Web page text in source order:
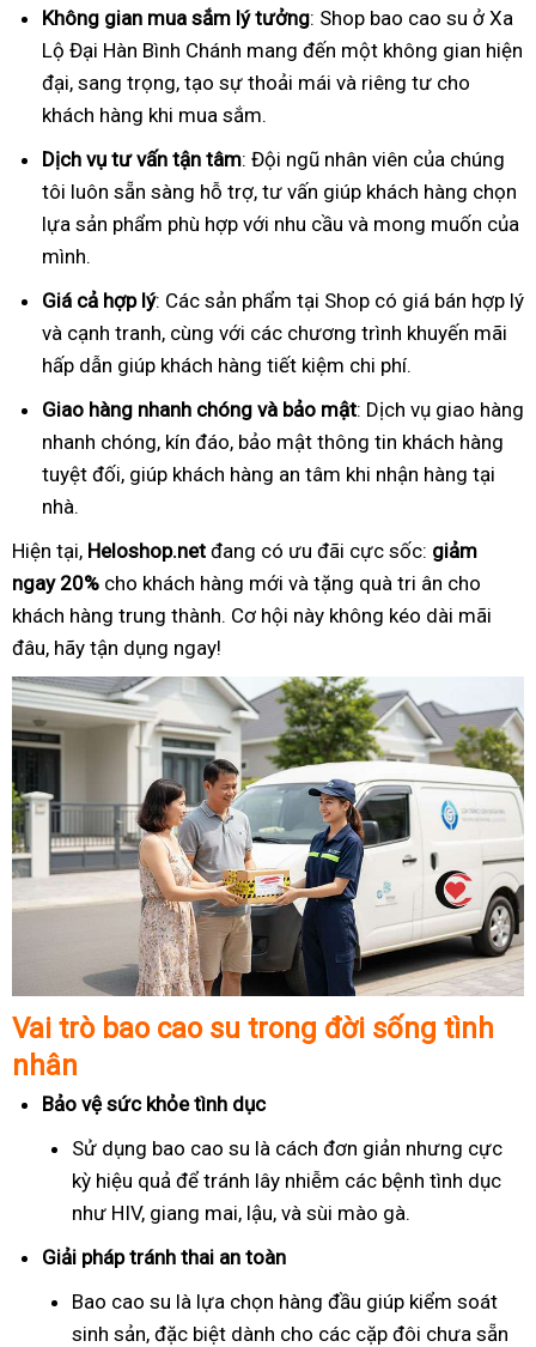
Không gian mua sắm lý tưởng: Shop bao cao su ở Xa
Lộ Đại Hàn Bình Chánh mang đến một không gian hiện
đại, sang trọng, tạo sự thoải mái và riêng tư cho
khách hàng khi mua sắm.
Dịch vụ tư vấn tận tâm: Đội ngũ nhân viên của chúng
tôi luôn sẵn sàng hỗ trợ, tư vấn giúp khách hàng chọn
lựa sản phẩm phù hợp với nhu cầu và mong muốn của
mình.
Giá cả hợp lý: Các sản phẩm tại Shop có giá bán hợp lý
và cạnh tranh, cùng với các chương trình khuyến mãi
hấp dẫn giúp khách hàng tiết kiệm chi phí.
Giao hàng nhanh chóng và bảo mật: Dịch vụ giao hàng
nhanh chóng, kín đáo, bảo mật thông tin khách hàng
tuyệt đối, giúp khách hàng an tâm khi nhận hàng tại
nhà.
Hiện tại, Heloshop.net đang có ưu đãi cực sốc: giảm
ngay 20% cho khách hàng mới và tặng quà tri ân cho
khách hàng trung thành. Cơ hội này không kéo dài mãi
đâu, hãy tận dụng ngay!
Vai trò bao cao su trong đời sống tình
nhân
Bảo vệ sức khỏe tình dục
Sử dụng bao cao su là cách đơn giản nhưng cực
kỳ hiệu quả để tránh lây nhiễm các bệnh tình dục
như HIV, giang mai, lậu, và sùi mào gà.
Giải pháp tránh thai an toàn
Bao cao su là lựa chọn hàng đầu giúp kiểm soát
sinh sản, đặc biệt dành cho các cặp đôi chưa sẵn